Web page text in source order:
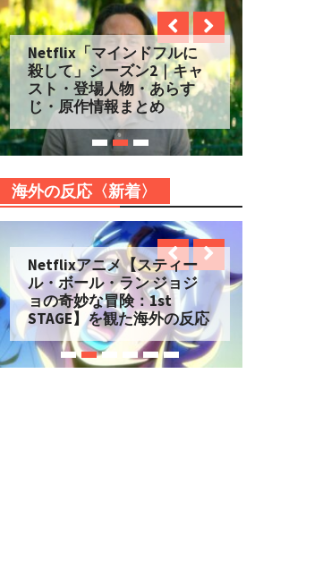
Netflix「マインドフルに
殺して」シーズン2｜キャ
スト・登場人物・あらす
じ・原作情報まとめ
海外の反応〈新着〉
Netflixアニメ【スティー
ル・ボール・ラン ジョジ
ョの奇妙な冒険：1st
STAGE】を観た海外の反応